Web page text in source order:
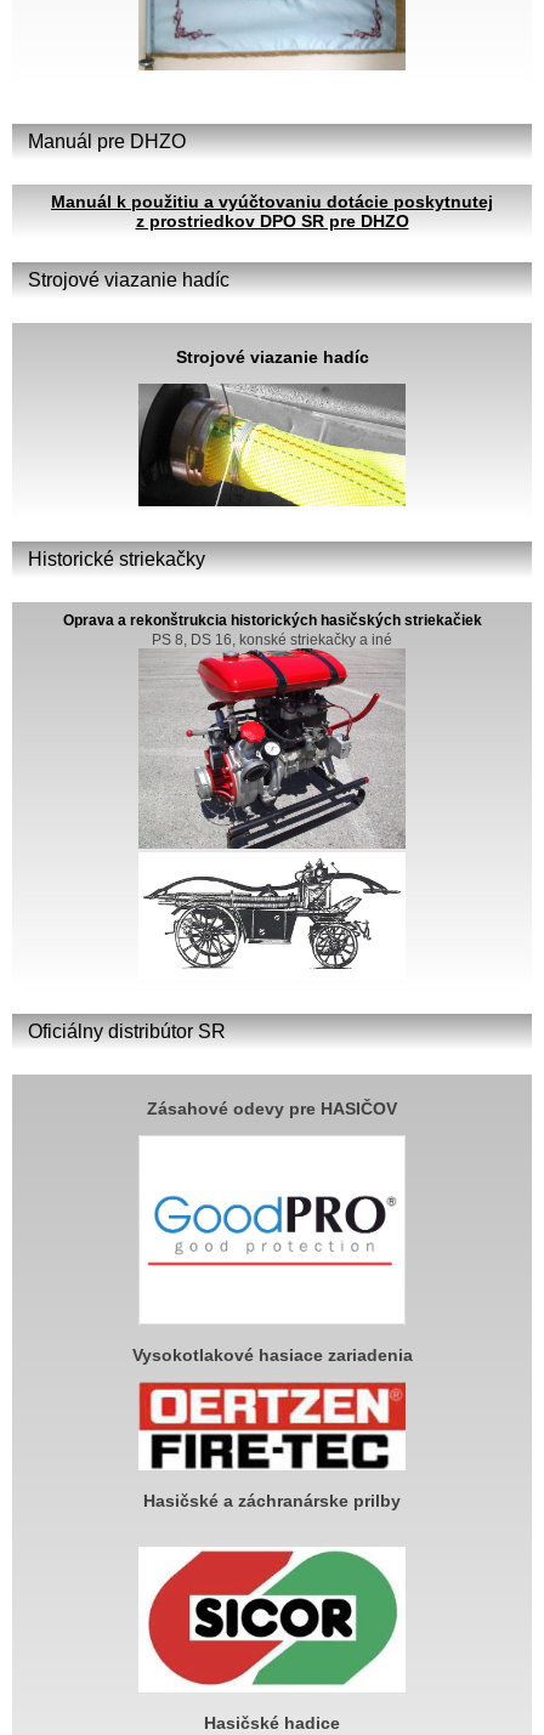
Manuál pre DHZO
Manuál k použitiu a vyúčtovaniu dotácie poskytnutej
z prostriedkov DPO SR pre DHZO
Strojové viazanie hadíc
Strojové viazanie hadíc
Historické striekačky
Oprava a rekonštrukcia historických hasičských striekačiek
PS 8, DS 16, konské striekačky a iné
Oficiálny distribútor SR
Zásahové odevy pre HASIČOV
Vysokotlakové hasiace zariadenia
Hasičské a záchranárske prilby
Hasičské hadice